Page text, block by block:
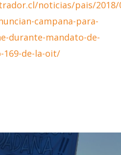
noticias/pais/2018/
campana-para-
durante-mandato-de-
169-de-la-oit/